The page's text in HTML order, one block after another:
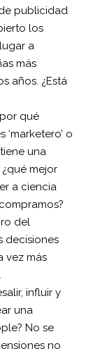
publicidad
los
a
más
años. ¿Está
qué
‘marketero’ o
una
mejor
a ciencia
del
decisiones
vez más
influir y
una
No se
no